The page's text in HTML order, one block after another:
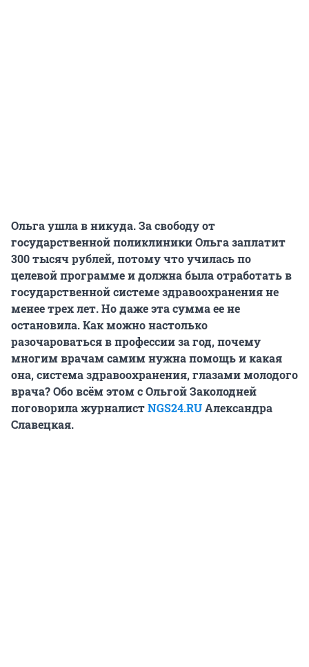
Ольга ушла в никуда. За свободу от
государственной поликлиники Ольга заплатит
300 тысяч рублей, потому что училась по
целевой программе и должна была отработать в
государственной системе здравоохранения не
менее трех лет. Но даже эта сумма ее не
остановила. Как можно настолько
разочароваться в профессии за год, почему
многим врачам самим нужна помощь и какая
она, система здравоохранения, глазами молодого
врача? Обо всём этом с Ольгой Заколодней
поговорила журналистNGS24.RUАлександра
Славецкая.